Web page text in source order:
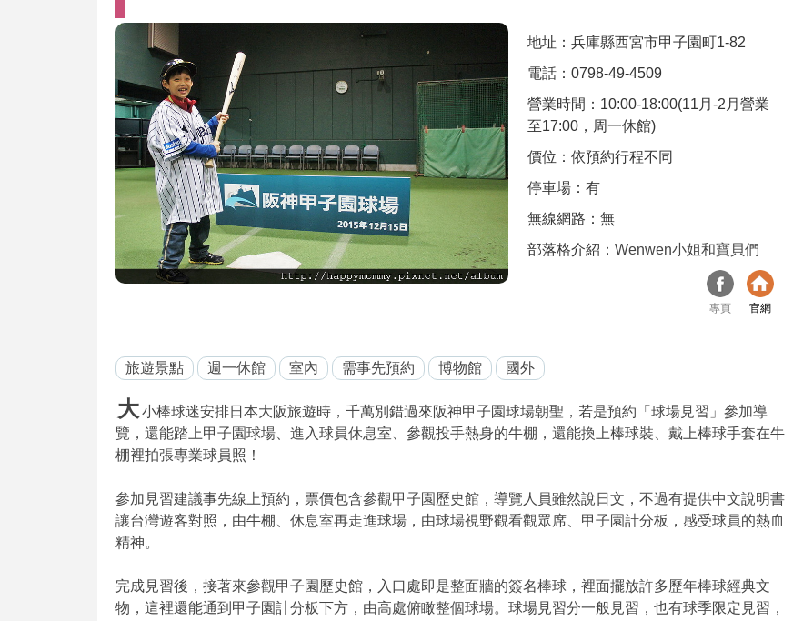
地址：兵庫縣西宮市甲子園町1-82
電話：0798-49-4509
營業時間：10:00-18:00(11月-2月營業
至17:00，周一休館)
價位：依預約行程不同
停車場：有
無線網路：無
部落格介紹：Wenwen小姐和寶貝們
專頁 官網
旅遊景點 週一休館 室內 需事先預約 博物館 國外
大小棒球迷安排日本大阪旅遊時，千萬別錯過來阪神甲子園球場朝聖，若是預約「球場見習」參加導
覽，還能踏上甲子園球場、進入球員休息室、參觀投手熱身的牛棚，還能換上棒球裝、戴上棒球手套在牛
棚裡拍張專業球員照！
參加見習建議事先線上預約，票價包含參觀甲子園歷史館，導覽人員雖然說日文，不過有提供中文說明書
讓台灣遊客對照，由牛棚、休息室再走進球場，由球場視野觀看觀眾席、甲子園計分板，感受球員的熱血
精神。
完成見習後，接著來參觀甲子園歷史館，入口處即是整面牆的簽名棒球，裡面擺放許多歷年棒球經典文
物，這裡還能通到甲子園計分板下方，由高處俯瞰整個球場。球場見習分一般見習，也有球季限定見習，